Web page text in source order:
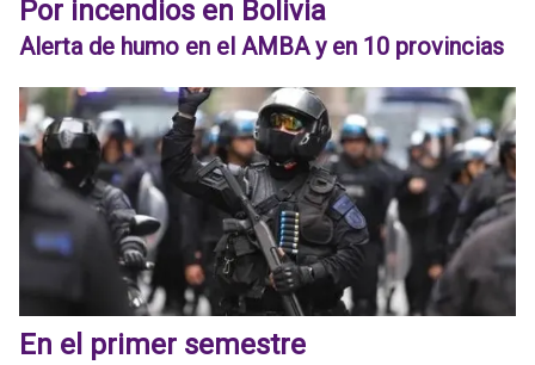
Por incendios en Bolivia
Alerta de humo en el AMBA y en 10 provincias
En el primer semestre